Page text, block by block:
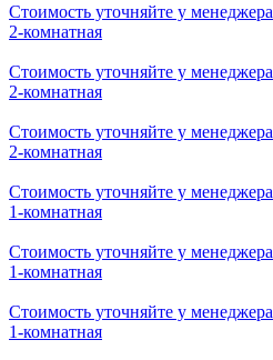
Стоимость уточняйте у менеджера
2-комнатная
Стоимость уточняйте у менеджера
2-комнатная
Стоимость уточняйте у менеджера
2-комнатная
Стоимость уточняйте у менеджера
1-комнатная
Стоимость уточняйте у менеджера
1-комнатная
Стоимость уточняйте у менеджера
1-комнатная